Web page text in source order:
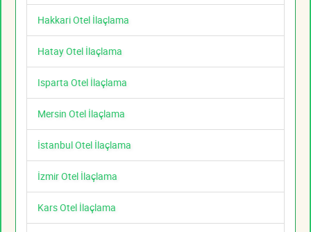
Hakkari Otel İlaçlama
Hatay Otel İlaçlama
Isparta Otel İlaçlama
Mersin Otel İlaçlama
İstanbul Otel İlaçlama
İzmir Otel İlaçlama
Kars Otel İlaçlama